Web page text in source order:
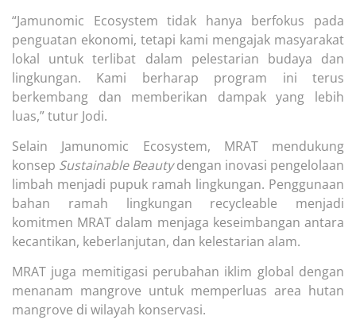
“Jamunomic Ecosystem tidak hanya berfokus pada
penguatan ekonomi, tetapi kami mengajak masyarakat
lokal untuk terlibat dalam pelestarian budaya dan
lingkungan. Kami berharap program ini terus
berkembang dan memberikan dampak yang lebih
luas,” tutur Jodi.
Selain Jamunomic Ecosystem, MRAT mendukung
konsep Sustainable Beautydengan inovasi pengelolaan
limbah menjadi pupuk ramah lingkungan. Penggunaan
bahan ramah lingkungan recycleable menjadi
komitmen MRAT dalam menjaga keseimbangan antara
kecantikan, keberlanjutan, dan kelestarian alam.
MRAT juga memitigasi perubahan iklim global dengan
menanam mangrove untuk memperluas area hutan
mangrove di wilayah konservasi.